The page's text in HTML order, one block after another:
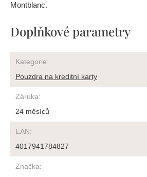
Montblanc.
Doplňkové parametry
Kategorie:
Pouzdra na kreditní karty
Záruka:
24 měsíců
EAN:
4017941784827
Značka: